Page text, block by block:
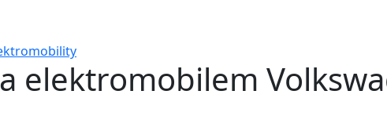
elektromobilem